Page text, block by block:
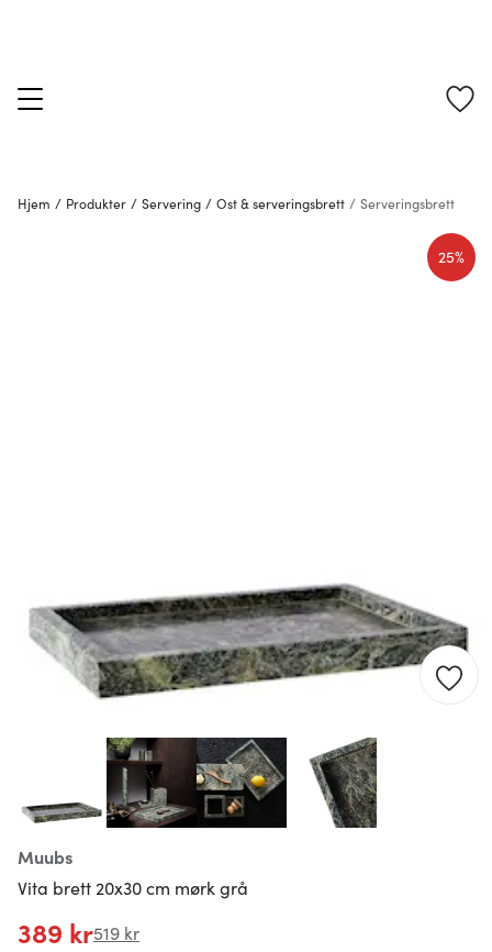
Hjem / Produkter / Servering / Ost & serveringsbrett / Serveringsbrett
Muubs
Vita brett 20x30 cm mørk grå
25%
389 kr519 kr